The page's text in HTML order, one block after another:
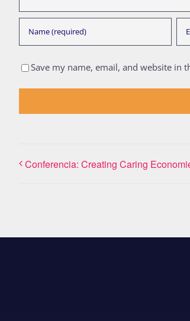
Save my name, email, and website in
Conferencia: Creating Caring